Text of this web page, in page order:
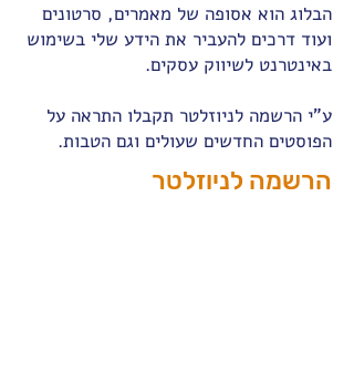
הבלוג הוא אסופה של מאמרים, סרטונים
ועוד דרכים להעביר את הידע שלי בשימוש
באינטרנט לשיווק עסקים.
ע"י הרשמה לניוזלטר תקבלו התראה על
הפוסטים החדשים שעולים וגם הטבות.
הרשמה לניוזלטר